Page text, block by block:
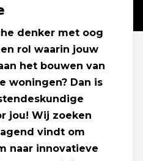
denker met oog
rol waarin jouw
het bouwen van
woningen? Dan is
jou! Wij zoeken
vindt om
naar innovatieve